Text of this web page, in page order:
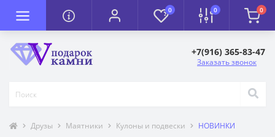
0 0 0
+7(916) 365-83-47
Заказать звонок
Друзы Маятники Кулоны и подвески НОВИНКИ